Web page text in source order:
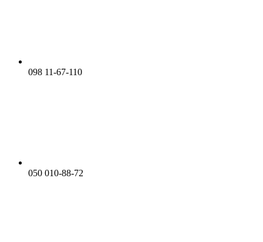
098 11-67-110
050 010-88-72